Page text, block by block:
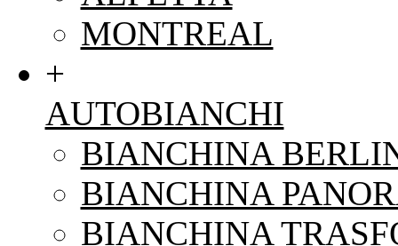
MONTREAL
+
AUTOBIANCHI
BIANCHINA
BIANCHINA
BIANCHINA